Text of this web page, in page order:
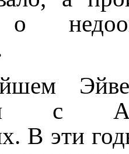
о
с
В эти